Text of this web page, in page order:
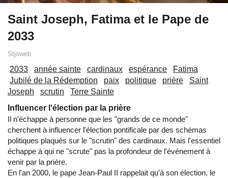
Saint Joseph, Fatima et le Pape de
2033
Stjoweb
2033 année sainte cardinaux espérance
Fatima
Jubilé de la Rédemption
paix politique prière
Saint
Joseph
scrutin
Terre Sainte
Influencer l'élection par la prière
Il n'échappe à personne que les "grands de ce monde"
cherchent à influencer l'élection pontificale par des schémas
politiques plaqués sur le "scrutin" des cardinaux. Mais l'essentiel
échappe à qui ne "scrute" pas la profondeur de l'événement à
venir par la prière.
En l'an 2000, le pape Jean-Paul II rappelait qu'à son élection, le